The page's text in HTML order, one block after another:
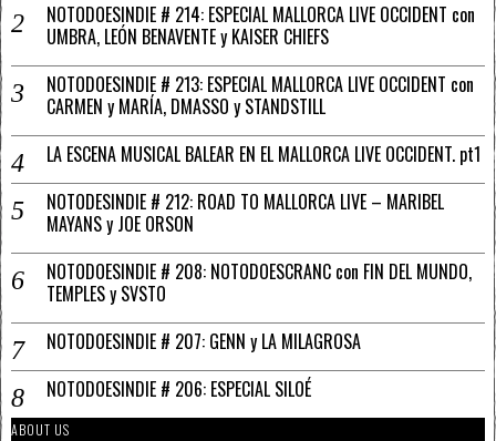
NOTODOESINDIE # 214: ESPECIAL MALLORCA LIVE OCCIDENT con
UMBRA, LEÓN BENAVENTE y KAISER CHIEFS
NOTODOESINDIE # 213: ESPECIAL MALLORCA LIVE OCCIDENT con
CARMEN y MARÍA, DMASSO y STANDSTILL
LA ESCENA MUSICAL BALEAR EN EL MALLORCA LIVE OCCIDENT. pt1
NOTODESINDIE # 212: ROAD TO MALLORCA LIVE – MARIBEL
MAYANS y JOE ORSON
NOTODOESINDIE # 208: NOTODOESCRANC con FIN DEL MUNDO,
TEMPLES y SVSTO
NOTODOESINDIE # 207: GENN y LA MILAGROSA
NOTODOESINDIE # 206: ESPECIAL SILOÉ
ABOUT US